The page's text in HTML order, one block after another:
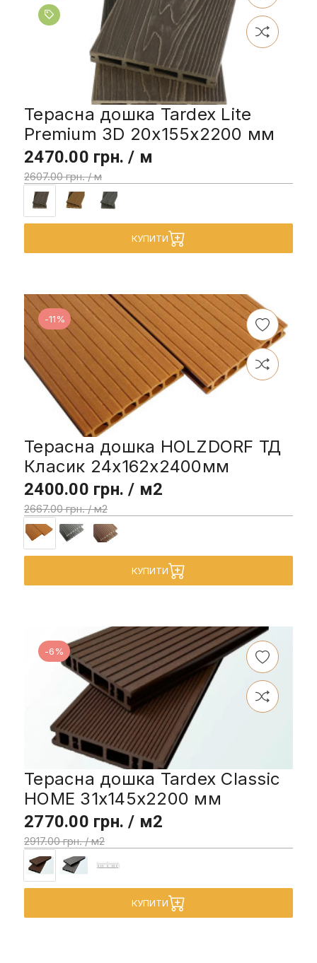
Терасна дошка Tardex Lite
Premium 3D 20х155х2200 мм
2470.00 грн. / м
2607.00 грн. / м
КУПИТИ
-11%
Терасна дошка HOLZDORF ТД
Класик 24х162х2400мм
2400.00 грн. / м2
2667.00 грн. / м2
КУПИТИ
-6%
Терасна дошка Tardex Classic
HOME 31x145x2200 мм
2770.00 грн. / м2
2917.00 грн. / м2
КУПИТИ